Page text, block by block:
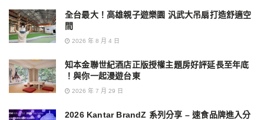
全台最大！高雄親子遊樂園 汎武大吊扇打造舒適空
間
2026 年 8 月 4 日
知本金聯世紀酒店正版授權主題房好評延長至年底
！與你一起漫遊台東
2026 年 7 月 29 日
2026 Kantar BrandZ 系列分享 – 速食品牌進入分